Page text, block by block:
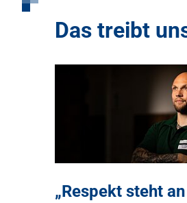
Das treibt
„Respekt steht